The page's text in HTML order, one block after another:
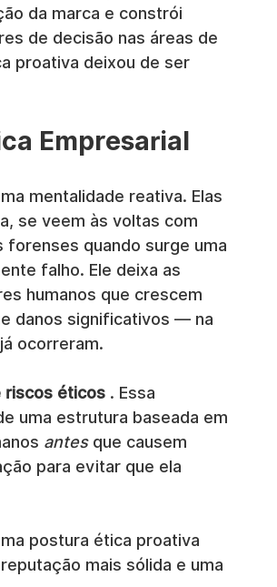
da marca e constrói
de decisão nas áreas de
proativa deixou de ser
Empresarial
mentalidade reativa. Elas
se veem às voltas com
quando surge uma
falho. Ele deixa as
humanos que crescem
danos significativos — na
ocorreram.
riscos éticos . Essa
uma estrutura baseada em
antes que causem
para evitar que ela
postura ética proativa
mais sólida e uma